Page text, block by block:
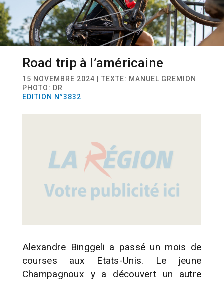
Road trip à l’américaine
15 NOVEMBRE 2024 | TEXTE: MANUEL GREMION
PHOTO: DR
EDITION N°3832
Alexandre Binggeli a passé un mois de
courses aux Etats-Unis. Le jeune
Champagnoux y a découvert un autre